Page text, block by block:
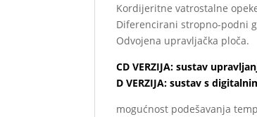
Kordijeritne vatrostalne
Diferencirani stropno-podni
Odvojena upravljačka ploča.
CD VERZIJA: sustav
D VERZIJA: sustav s
mogućnost podešavanja